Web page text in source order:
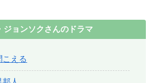
ジョンソクさんのドラマ
こえる